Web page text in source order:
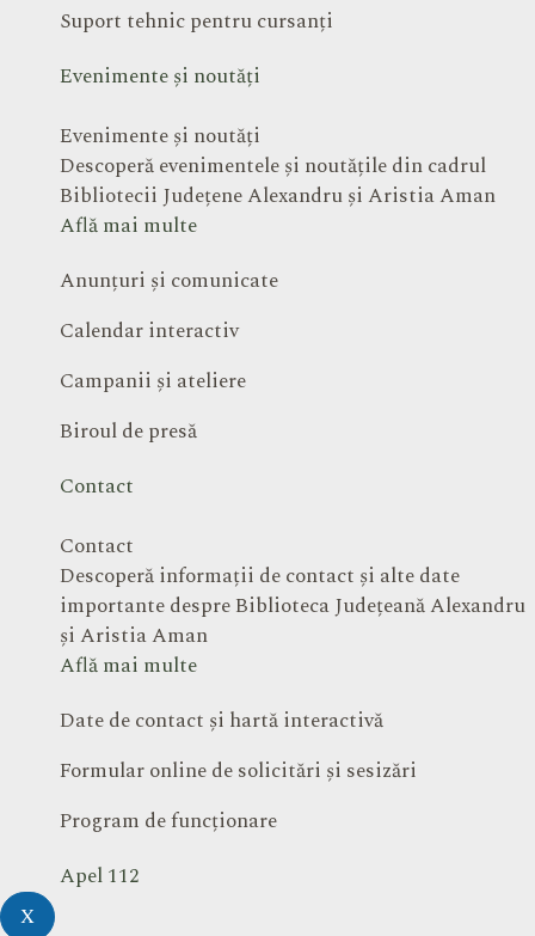
Suport tehnic pentru cursanți
Evenimente și noutăți
Evenimente și noutăți
Descoperă evenimentele și noutățile din cadrul
Bibliotecii Județene Alexandru și Aristia Aman
Află mai multe
Anunțuri și comunicate
Calendar interactiv
Campanii și ateliere
Biroul de presă
Contact
Contact
Descoperă informații de contact și alte date
importante despre Biblioteca Județeană Alexandru
și Aristia Aman
Află mai multe
Date de contact și hartă interactivă
Formular online de solicitări și sesizări
Program de funcționare
Apel 112
X